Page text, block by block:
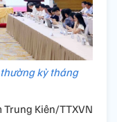
kỳ tháng
Trung Kiên/TTXVN